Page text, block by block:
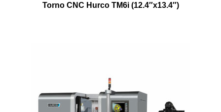
Torno CNC Hurco TM6i (12.4″x13.4″)